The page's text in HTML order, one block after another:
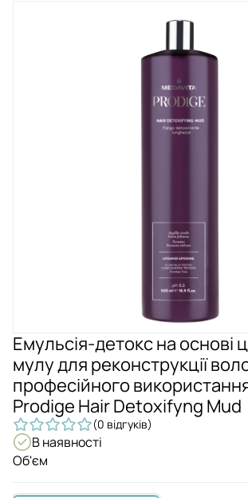
Емульсія-детокс на основі
мулу для реконструкції
професійного
Prodige Hair Detoxifyng Mud
(0 відгуків)
В наявності
Об'єм